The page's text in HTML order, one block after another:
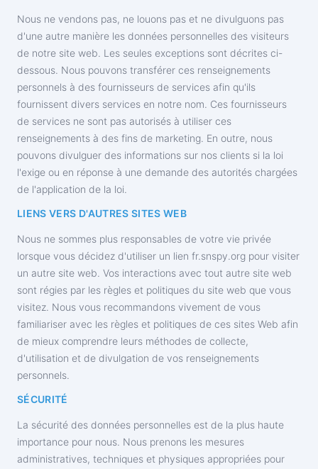
Nous ne vendons pas, ne louons pas et ne divulguons pas
d'une autre manière les données personnelles des visiteurs
de notre site web. Les seules exceptions sont décrites ci-
dessous. Nous pouvons transférer ces renseignements
personnels à des fournisseurs de services afin qu'ils
fournissent divers services en notre nom. Ces fournisseurs
de services ne sont pas autorisés à utiliser ces
renseignements à des fins de marketing. En outre, nous
pouvons divulguer des informations sur nos clients si la loi
l'exige ou en réponse à une demande des autorités chargées
de l'application de la loi.
LIENS VERS D'AUTRES SITES WEB
Nous ne sommes plus responsables de votre vie privée
lorsque vous décidez d'utiliser un lien ‌fr.snspy.org pour visiter
un autre site web. Vos interactions avec tout autre site web
sont régies par les règles et politiques du site web que vous
visitez. Nous vous recommandons vivement de vous
familiariser avec les règles et politiques de ces sites Web afin
de mieux comprendre leurs méthodes de collecte,
d'utilisation et de divulgation de vos renseignements
personnels.
SÉCURITÉ
La sécurité des données personnelles est de la plus haute
importance pour nous. Nous prenons les mesures
administratives, techniques et physiques appropriées pour